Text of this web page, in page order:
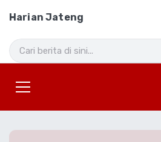
Harian Jateng